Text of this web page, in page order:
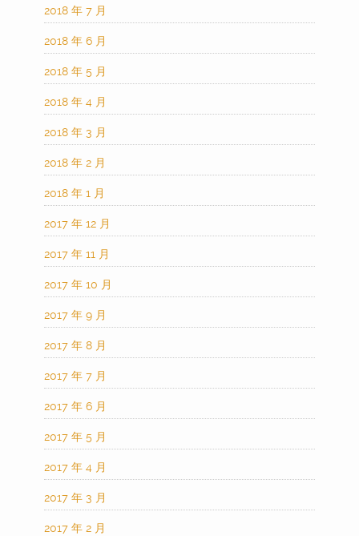
2018 年 7 月
2018 年 6 月
2018 年 5 月
2018 年 4 月
2018 年 3 月
2018 年 2 月
2018 年 1 月
2017 年 12 月
2017 年 11 月
2017 年 10 月
2017 年 9 月
2017 年 8 月
2017 年 7 月
2017 年 6 月
2017 年 5 月
2017 年 4 月
2017 年 3 月
2017 年 2 月